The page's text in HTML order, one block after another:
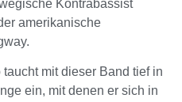
Kontrabassist
amerikanische
mit dieser Band tief in
ein, mit denen er sich in